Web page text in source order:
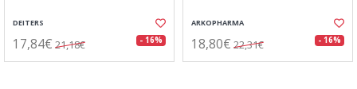
DEITERS
17,84€ 21,18€ - 16%
ARKOPHARMA
18,80€ 22,31€ - 16%